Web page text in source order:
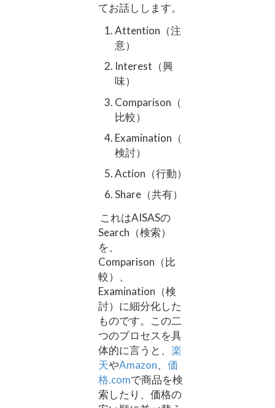
てお話しします。
Attention（注
意）
Interest（興
味）
Comparison（
比較）
Examination（
検討）
Action（行動）
Share（共有）
これはAISASの
Search（検索）
を、
Comparison（比
較）、
Examination（検
討）に細分化した
ものです。この二
つのプロセスを具
体的に言うと、 楽
天やAmazon、 価
格.comで商品を検
索したり、価格の